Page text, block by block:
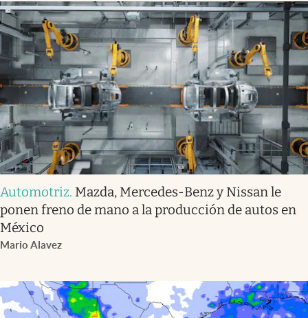
Automotriz. Mazda, Mercedes-Benz y Nissan le
ponen freno de mano a la producción de autos en
México
Mario Alavez